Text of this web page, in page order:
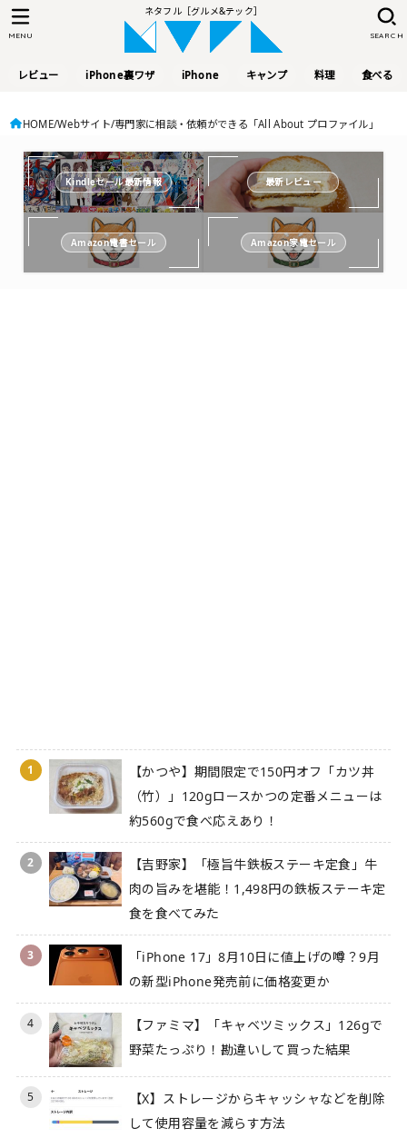
ネタフル［グルメ&テック］
レビュー iPhone裏ワザ iPhone キャンプ 料理 食べる
SEARCH
MENU
HOME Webサイト 専門家に相談・依頼ができる「All About プロファイル」
Kindleセール最新情報 最新レビュー
Amazon電書セール Amazon家電セール
1
【かつや】期間限定で150円オフ「カツ丼
（竹）」120gロースかつの定番メニューは
約560gで食べ応えあり！
2
【吉野家】「極旨牛鉄板ステーキ定食」牛
肉の旨みを堪能！1,498円の鉄板ステーキ定
食を食べてみた
3
「iPhone 17」8月10日に値上げの噂？9月
の新型iPhone発売前に価格変更か
4
【ファミマ】「キャベツミックス」126gで
野菜たっぷり！勘違いして買った結果
5
【X】ストレージからキャッシャなどを削除
して使用容量を減らす方法